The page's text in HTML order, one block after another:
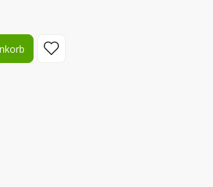
Wert ein oder benutze die